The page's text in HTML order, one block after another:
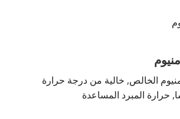
الخالص, خالية من درجة حرارة
حرارة المبرد المساعدة